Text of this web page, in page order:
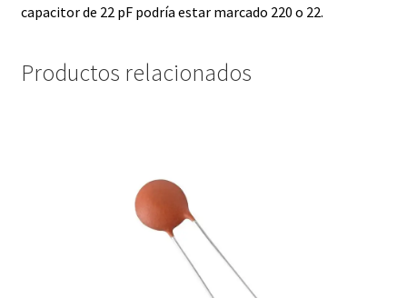
capacitor de 22 pF podría estar marcado 220 o 22.
Productos relacionados